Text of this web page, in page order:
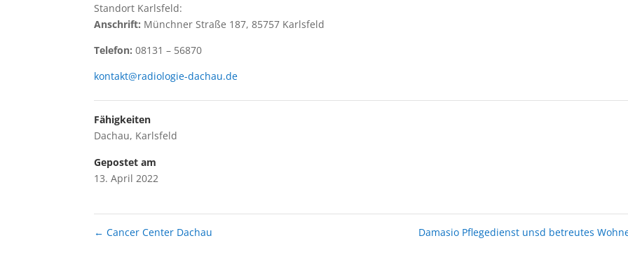
Standort Karlsfeld:
Anschrift: Münchner Straße 187, 85757 Karlsfeld
Telefon:08131 – 56870
kontakt@radiologie-dachau.de
Fähigkeiten
Dachau, Karlsfeld
Gepostet am
13. April 2022
← Cancer Center Dachau Damasio Pflegedienst unsd betreutes